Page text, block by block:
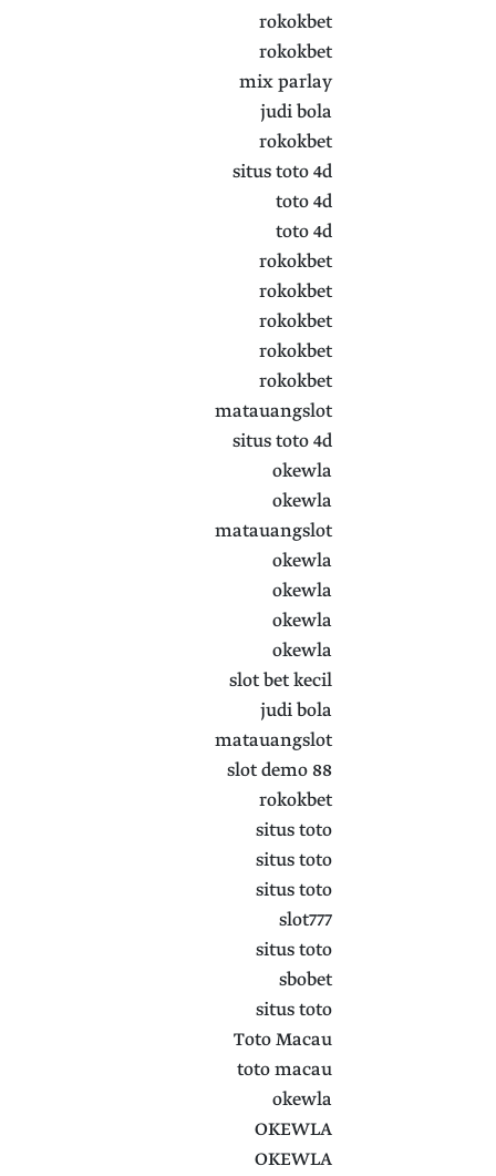
rokokbet
rokokbet
mix parlay
judi bola
rokokbet
situs toto 4d
toto 4d
toto 4d
rokokbet
rokokbet
rokokbet
rokokbet
rokokbet
matauangslot
situs toto 4d
okewla
okewla
matauangslot
okewla
okewla
okewla
okewla
slot bet kecil
judi bola
matauangslot
slot demo 88
rokokbet
situs toto
situs toto
situs toto
slot777
situs toto
sbobet
situs toto
Toto Macau
toto macau
okewla
OKEWLA
OKEWLA